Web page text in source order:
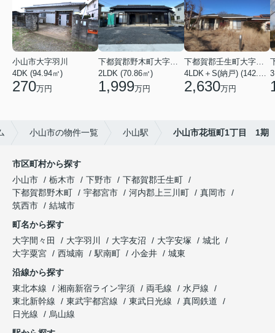
小山市大字羽川
4DK (94.94㎡)
270万円
下都賀郡野木町大字友沼
2LDK (70.86㎡)
1,999万円
下都賀郡壬生町大字壬生丁
4LDK＋S(納戸) (142.48㎡)
2,630万円
小山市の物件一覧 小山駅 小山市花垣町1丁目 1期
市区町村から探す
小山市
栃木市 下野市
下都賀郡壬生町
下都賀郡野木町
宇都宮市 河内郡上三川町
真岡市
筑西市
結城市
町名から探す
大字間々田
大字羽川 大字友沼 大字安塚
城北
大字粟宮
西城南 駅南町 小金井
城東
沿線から探す
東北本線
湘南新宿ライン宇須 両毛線
水戸線
東北新幹線
東武宇都宮線 東武日光線
真岡鉄道
日光線
烏山線